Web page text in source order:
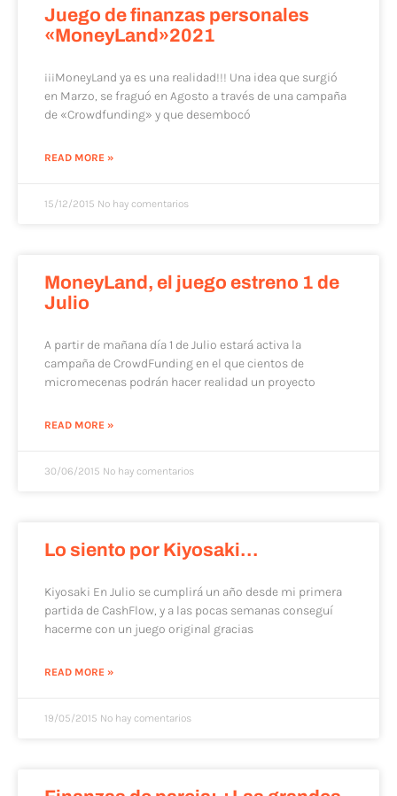
Juego de finanzas personales
«MoneyLand»2021
¡¡¡MoneyLand ya es una realidad!!! Una idea que surgió
en Marzo, se fraguó en Agosto a través de una campaña
de «Crowdfunding» y que desembocó
READ MORE »
15/12/2015 No hay comentarios
MoneyLand, el juego estreno 1 de
Julio
A partir de mañana día 1 de Julio estará activa la
campaña de CrowdFunding en el que cientos de
micromecenas podrán hacer realidad un proyecto
READ MORE »
30/06/2015 No hay comentarios
Lo siento por Kiyosaki…
Kiyosaki En Julio se cumplirá un año desde mi primera
partida de CashFlow, y a las pocas semanas conseguí
hacerme con un juego original gracias
READ MORE »
19/05/2015 No hay comentarios